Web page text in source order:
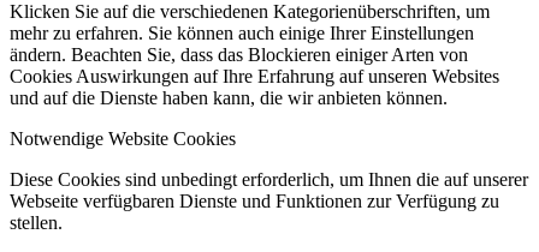
Klicken Sie auf die verschiedenen Kategorienüberschriften, um
mehr zu erfahren. Sie können auch einige Ihrer Einstellungen
ändern. Beachten Sie, dass das Blockieren einiger Arten von
Cookies Auswirkungen auf Ihre Erfahrung auf unseren Websites
und auf die Dienste haben kann, die wir anbieten können.
Notwendige Website Cookies
Diese Cookies sind unbedingt erforderlich, um Ihnen die auf unserer
Webseite verfügbaren Dienste und Funktionen zur Verfügung zu
stellen.